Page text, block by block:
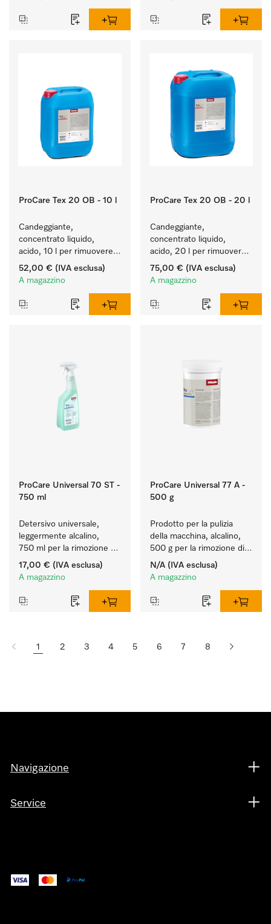
ProCare Tex 20 OB - 10 l
Candeggiante,
concentrato liquido,
acido, 10 l per rimuovere
efficacemente le macchie
più ostinate.
52,00 € (IVA esclusa)
A magazzino
ProCare Tex 20 OB - 20 l
Candeggiante,
concentrato liquido,
acido, 20 l per rimuovere
efficacemente le macchie
più ostinate.
75,00 € (IVA esclusa)
A magazzino
ProCare Universal 70 ST -
750 ml
Detersivo universale,
leggermente alcalino,
750 ml per la rimozione
delicata di residui di
grasso e sporco.
17,00 € (IVA esclusa)
A magazzino
ProCare Universal 77 A -
500 g
Prodotto per la pulizia
della macchina, alcalino,
500 g per la rimozione di
depositi di amido ostinati.
N/A (IVA esclusa)
A magazzino
1 2 3 4 5 6 7 8
Navigazione
Service